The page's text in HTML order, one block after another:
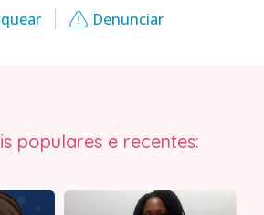
Denunciar
populares e recentes: